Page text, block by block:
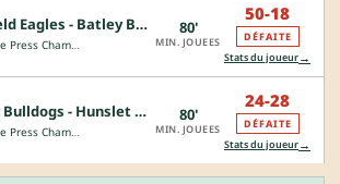
Sheffield Eagles - Batley Bulldogs
Kingstone Press Championship
80'
MIN. JOUEES
50-18
DÉFAITE
Stats du joueur→
Batley Bulldogs - Hunslet Hawks
Kingstone Press Championship
80'
MIN. JOUEES
24-28
DÉFAITE
Stats du joueur→